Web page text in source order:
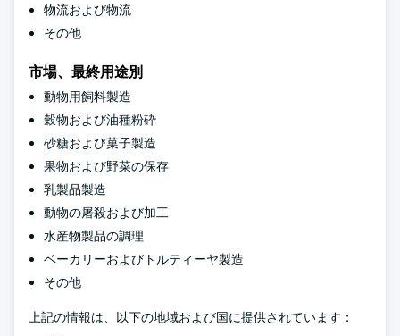
物流および物流
その他
市場、最終用途別
動物用飼料製造
穀物および油種粉砕
砂糖および菓子製造
果物および野菜の保存
乳製品製造
動物の屠殺および加工
水産物製品の調理
ベーカリーおよびトルティーヤ製造
その他
上記の情報は、以下の地域および国に提供されています：